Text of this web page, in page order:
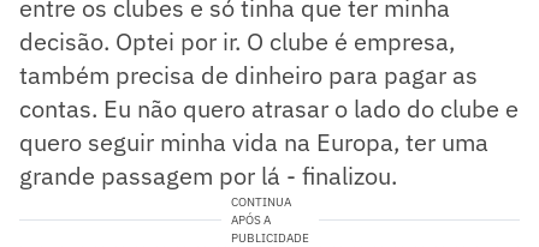
entre os clubes e só tinha que ter minha
decisão. Optei por ir. O clube é empresa,
também precisa de dinheiro para pagar as
contas. Eu não quero atrasar o lado do clube e
quero seguir minha vida na Europa, ter uma
grande passagem por lá - finalizou.
CONTINUA
APÓS A
PUBLICIDADE